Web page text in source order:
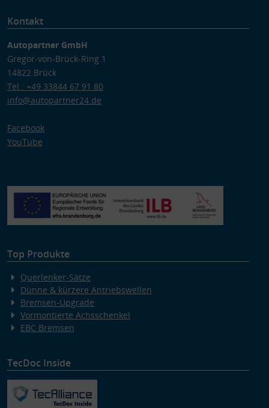
Kontakt
Autopartner GmbH
Gregor-von-Brück-Ring 1
14822 Brück
Tel.: +49 33844 67 91 80
info@autopartner24.de
Facebook
YouTube
Top Produkte
Querlenker-Sätze
Dünne & kürzere Antriebswellen
Bremsen-Upgrade
Vormontierte Achsschenkel
EBC Bremsen
TecDoc Inside